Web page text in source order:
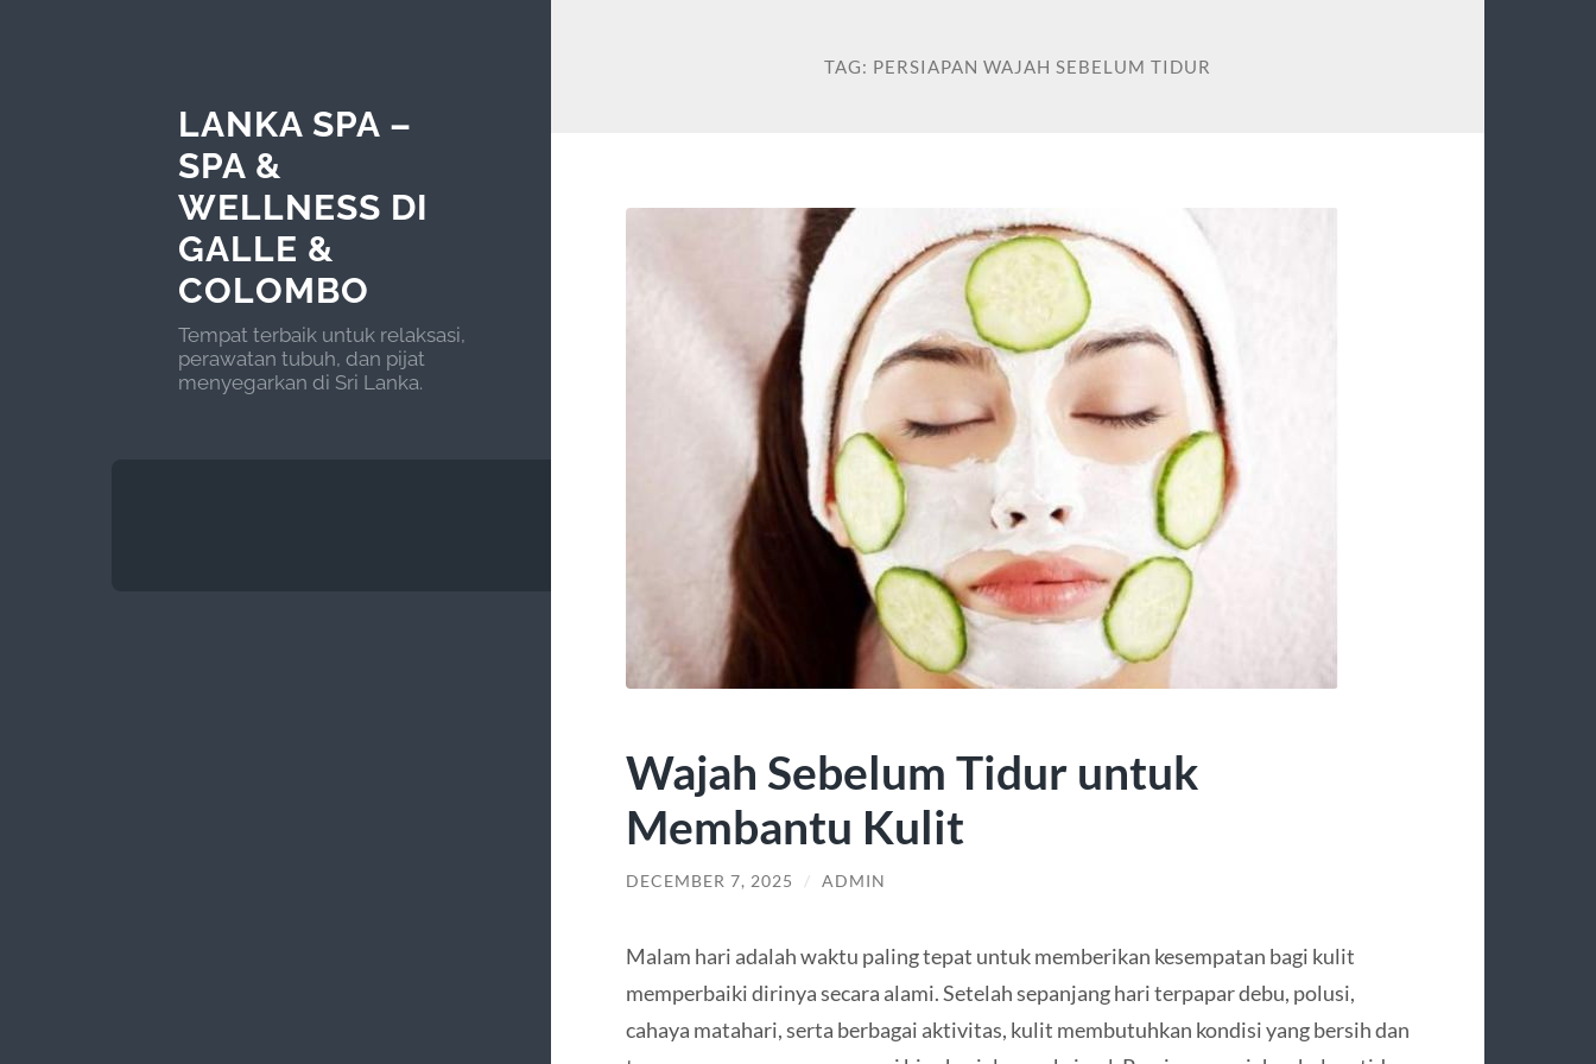
LANKA SPA –
SPA &
WELLNESS DI
GALLE &
COLOMBO
Tempat terbaik untuk relaksasi,
perawatan tubuh, dan pijat
menyegarkan di Sri Lanka.
TAG: PERSIAPAN WAJAH SEBELUM TIDUR
Wajah Sebelum Tidur untuk
Membantu Kulit
DECEMBER 7, 2025 / ADMIN
Malam hari adalah waktu paling tepat untuk memberikan kesempatan bagi kulit
memperbaiki dirinya secara alami. Setelah sepanjang hari terpapar debu, polusi,
cahaya matahari, serta berbagai aktivitas, kulit membutuhkan kondisi yang bersih dan